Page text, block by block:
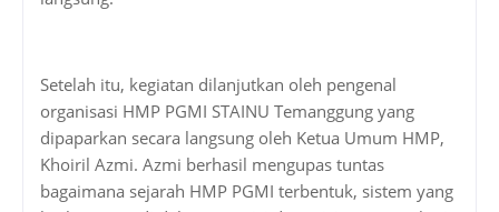
Setelah itu, kegiatan dilanjutkan oleh pengenal
organisasi HMP PGMI STAINU Temanggung yang
dipaparkan secara langsung oleh Ketua Umum HMP,
Khoiril Azmi. Azmi berhasil mengupas tuntas
bagaimana sejarah HMP PGMI terbentuk, sistem yang